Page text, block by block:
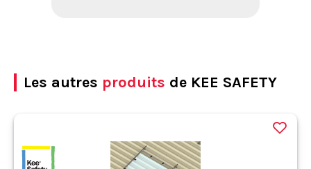
Les autres produits de KEE SAFETY